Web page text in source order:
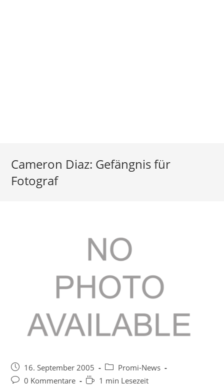
Cameron Diaz: Gefängnis für
Fotograf
Beitrag
veröffentlicht:
16. September 2005
Beitrags-
Kategorie:
Promi-News
Beitrags-
0 Kommentare Lesedauer:
1 min Lesezeit